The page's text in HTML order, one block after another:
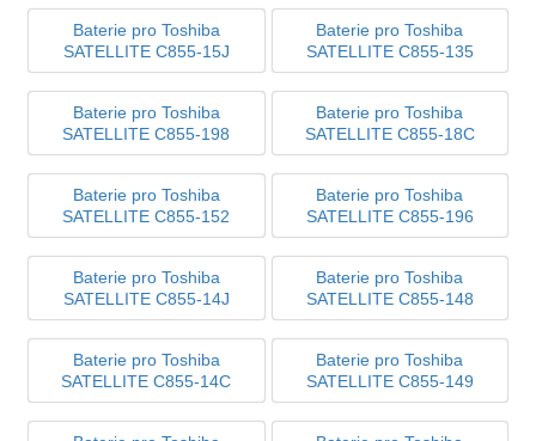
Baterie pro Toshiba
SATELLITE C855-15J
Baterie pro Toshiba
SATELLITE C855-135
Baterie pro Toshiba
SATELLITE C855-198
Baterie pro Toshiba
SATELLITE C855-18C
Baterie pro Toshiba
SATELLITE C855-152
Baterie pro Toshiba
SATELLITE C855-196
Baterie pro Toshiba
SATELLITE C855-14J
Baterie pro Toshiba
SATELLITE C855-148
Baterie pro Toshiba
SATELLITE C855-14C
Baterie pro Toshiba
SATELLITE C855-149